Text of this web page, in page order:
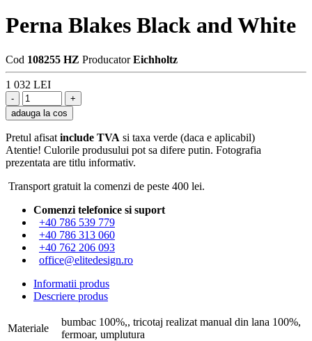
Perna Blakes Black and White
Cod 108255 HZ Producator Eichholtz
1 032 LEI
adauga la cos
Pretul afisat include TVA si taxa verde (daca e aplicabil)
Atentie! Culorile produsului pot sa difere putin. Fotografia
prezentata are titlu informativ.
Transport gratuit la comenzi de peste 400 lei.
Comenzi telefonice si suport
+40 786 539 779
+40 786 313 060
+40 762 206 093
office@elitedesign.ro
Informatii produs
Descriere produs
Materiale
bumbac 100%,, tricotaj realizat manual din lana 100%,
fermoar, umplutura